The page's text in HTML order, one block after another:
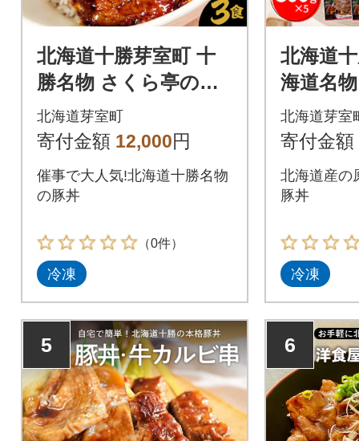
北海道十勝芽室町 十
勝名物 さくら亭の豚
丼 3食セット タレ付
き me042-004c
北海道芽室町
寄付金額 12,000円
催事で大人気!北海道十勝名物
の豚丼
（0件）
冷凍
北海道十
海道名
わった
2c
北海道芽室
寄付金額
北海道産の
豚丼
冷凍
5 6